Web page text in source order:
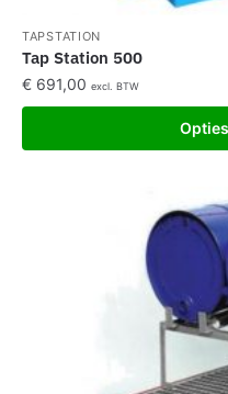
TAPSTATION
Tap Station 500
€ 691,00 excl. BTW